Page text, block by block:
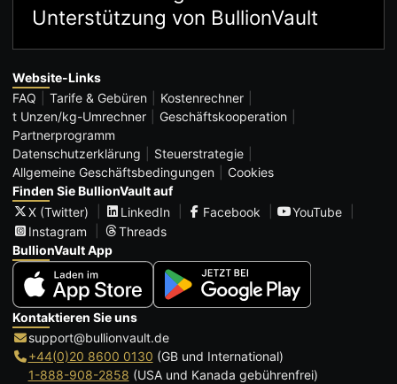
Unterstützung von BullionVault
Website-Links
FAQ
Tarife & Gebüren
Kostenrechner
t Unzen/kg-Umrechner
Geschäftskooperation
Partnerprogramm
Datenschutzerklärung
Steuerstrategie
Allgemeine Geschäftsbedingungen
Cookies
Finden Sie BullionVault auf
X (Twitter)
LinkedIn Facebook
YouTube
Instagram
Threads
BullionVault App
Kontaktieren Sie uns
support@bullionvault.de
+44(0)20 8600 0130 (GB und International)
1-888-908-2858 (USA und Kanada gebührenfrei)